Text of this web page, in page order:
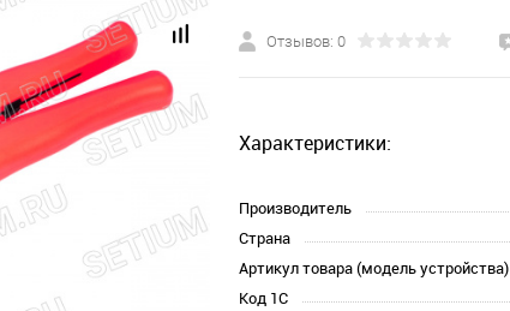
Отзывов: 0
Характеристики:
Производитель
Страна
Артикул товара (модель устройства)
Код 1С